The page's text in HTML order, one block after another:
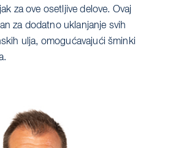
za ove osetljive delove. Ovaj
za dodatno uklanjanje svih
ulja, omogućavajući šminki